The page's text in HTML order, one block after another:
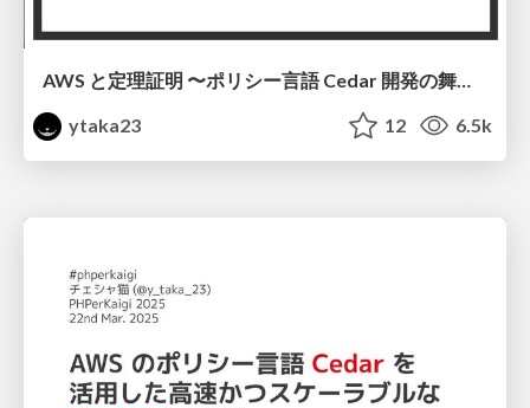
AWS と定理証明 〜ポリシー言語 Cedar 開発の舞台裏〜 #fp_matsuri / FP Matsuri 2025
ytaka23
12 6.5k